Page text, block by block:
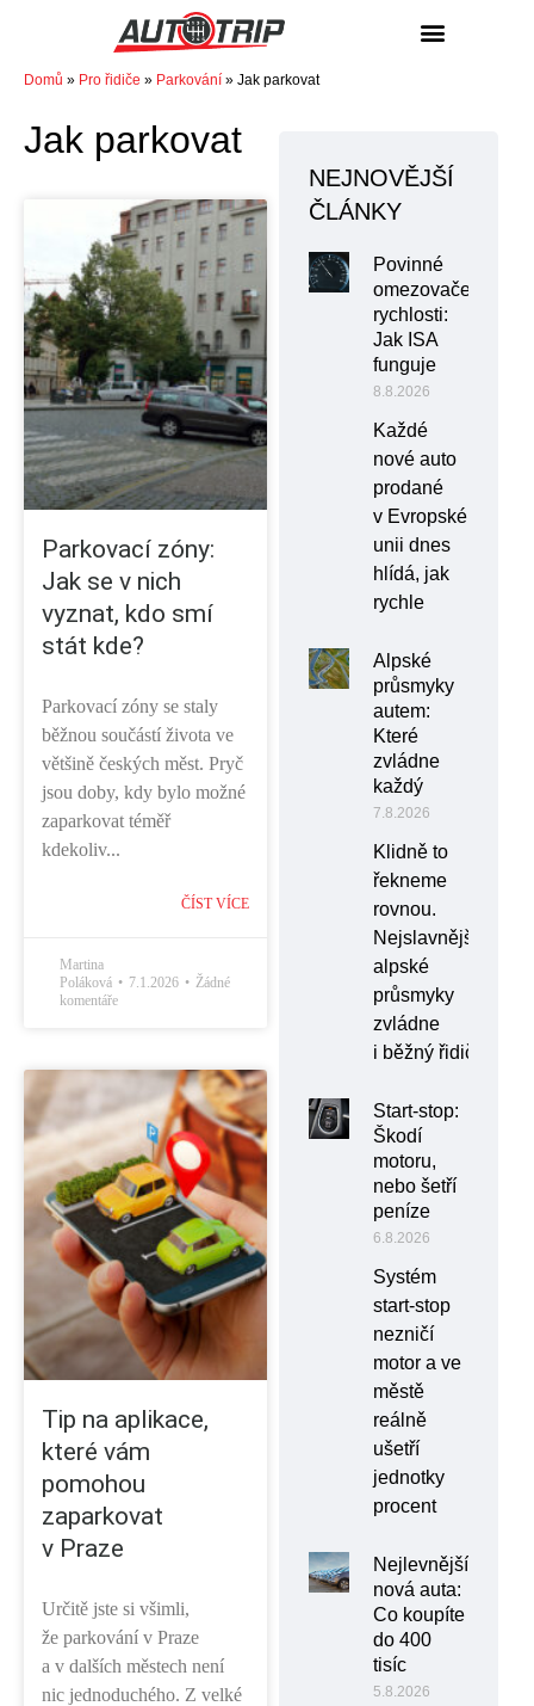
Domů » Pro řidiče » Parkování » Jak parkovat
Jak parkovat
Parkovací zóny:
Jak se v nich
vyznat, kdo smí
stát kde?
Parkovací zóny se staly
běžnou součástí života ve
většině českých měst. Pryč
jsou doby, kdy bylo možné
zaparkovat téměř
kdekoliv...
ČÍST VÍCE
Martina
Poláková
7.1.2026
Žádné
komentáře
Tip na aplikace,
které vám
pomohou
zaparkovat
v Praze
Určitě jste si všimli,
že parkování v Praze
a v dalších městech není
nic jednoduchého. Z velké
NEJNOVĚJŠÍ
ČLÁNKY
Povinné
omezovače
rychlosti:
Jak ISA
funguje
8.8.2026
Každé
nové auto
prodané
v Evropské
unii dnes
hlídá, jak
rychle
Alpské
průsmyky
autem:
Které
zvládne
každý
7.8.2026
Klidně to
řekneme
rovnou.
Nejslavnější
alpské
průsmyky
zvládne
i běžný řidič
Start-stop:
Škodí
motoru,
nebo šetří
peníze
6.8.2026
Systém
start-stop
nezničí
motor a ve
městě
reálně
ušetří
jednotky
procent
Nejlevnější
nová auta:
Co koupíte
do 400
tisíc
5.8.2026